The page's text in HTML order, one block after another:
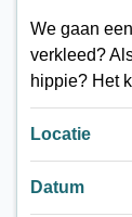
We gaan
verkleed?
hippie? Het
Locatie
Datum